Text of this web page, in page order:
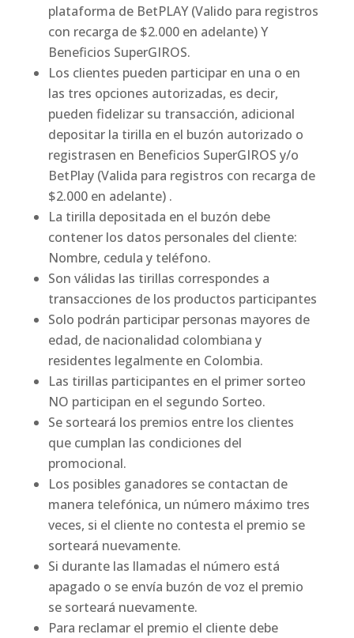
plataforma de BetPLAY (Valido para registros
con recarga de $2.000 en adelante) Y
Beneficios SuperGIROS.
Los clientes pueden participar en una o en
las tres opciones autorizadas, es decir,
pueden fidelizar su transacción, adicional
depositar la tirilla en el buzón autorizado o
registrasen en Beneficios SuperGIROS y/o
BetPlay (Valida para registros con recarga de
$2.000 en adelante) .
La tirilla depositada en el buzón debe
contener los datos personales del cliente:
Nombre, cedula y teléfono.
Son válidas las tirillas correspondes a
transacciones de los productos participantes
Solo podrán participar personas mayores de
edad, de nacionalidad colombiana y
residentes legalmente en Colombia.
Las tirillas participantes en el primer sorteo
NO participan en el segundo Sorteo.
Se sorteará los premios entre los clientes
que cumplan las condiciones del
promocional.
Los posibles ganadores se contactan de
manera telefónica, un número máximo tres
veces, si el cliente no contesta el premio se
sorteará nuevamente.
Si durante las llamadas el número está
apagado o se envía buzón de voz el premio
se sorteará nuevamente.
Para reclamar el premio el cliente debe